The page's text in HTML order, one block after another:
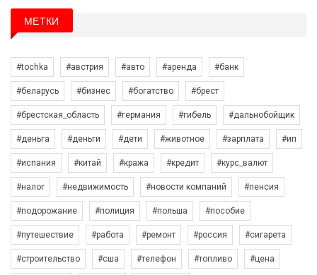
МЕТКИ
#tochka #австрия #авто #аренда #банк
#беларусь #бизнес #богатство #брест
#брестская_область #германия #гибель #дальнобойщик
#деньга #деньги #дети #животное #зарплата #ип
#испания #китай #кража #кредит #курс_валют
#налог #недвижимость #новости компаний #пенсия
#подорожание #полиция #польша #пособие
#путешествие #работа #ремонт #россия #сигарета
#строительство #сша #телефон #топливо #цена